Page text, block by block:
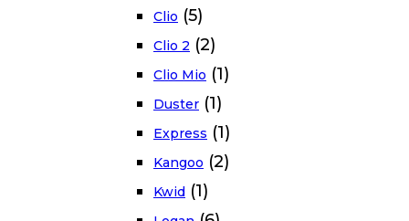
Clio (5)
Clio 2 (2)
Clio Mio (1)
Duster (1)
Express (1)
Kangoo (2)
Kwid (1)